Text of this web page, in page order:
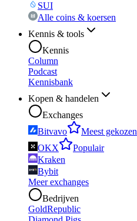
SUI
Alle coins & koersen
Kennis & tools
Kennis
Column
Podcast
Kennisbank
Kopen & handelen
Exchanges
Bitvavo
Meest gekozen
OKX
Populair
Kraken
Bybit
Meer exchanges
Bedrijven
GoldRepublic